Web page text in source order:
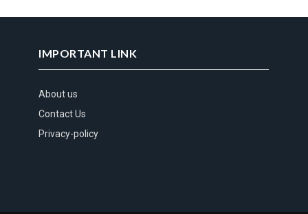
IMPORTANT LINK
About us
Contact Us
Privacy-policy